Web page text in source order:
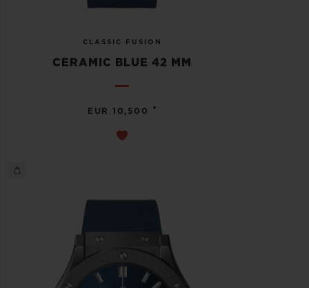
CLASSIC FUSION
CERAMIC BLUE 42 MM
EUR 10,500 •